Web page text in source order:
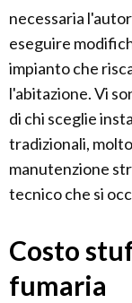
necessaria
eseguire
impianto che
l'abitazione. Vi
di chi sceglie
tradizionali,
manutenzione
tecnico che si
Costo
fumaria